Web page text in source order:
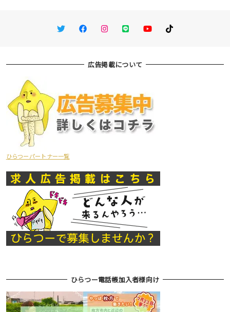
TwitterFacebookInstagram
LINE You TubeTikTok
広告掲載について
ひらつーパートナー一覧
ひらつー電話帳加入者様向け